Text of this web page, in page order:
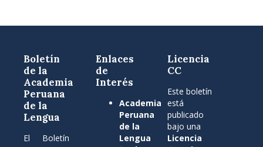
Boletín
de la
Academia
Peruana
de la
Lengua
El Boletín
Enlaces
de
Interés
Academia
Peruana
de la
Lengua
Licencia
CC
Este boletín
está
publicado
bajo una
Licencia